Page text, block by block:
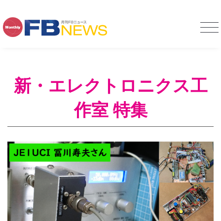
新・エレクトロニクス工
作室 特集